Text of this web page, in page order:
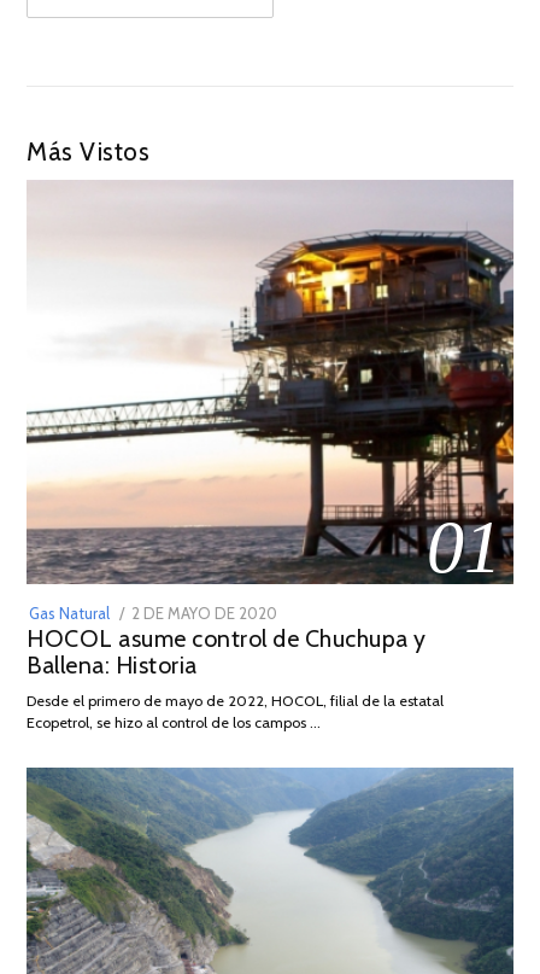
Más Vistos
01
Gas Natural
POSTED
ON
2 DE MAYO DE 2020
DE
2026
HOCOL asume control de Chuchupa y
Ballena: Historia
Desde el primero de mayo de 2022, HOCOL, filial de la estatal
Ecopetrol, se hizo al control de los campos …